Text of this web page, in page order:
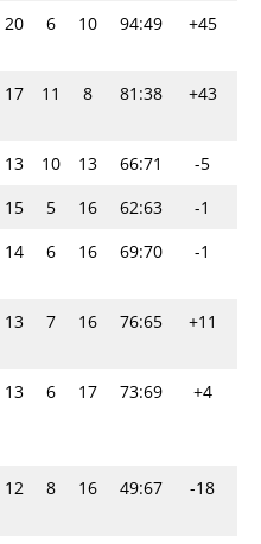
20 6 10 94:49 +45
17 11 8 81:38 +43
13 10 13 66:71 -5
15 5 16 62:63 -1
14 6 16 69:70 -1
13 7 16 76:65 +11
13 6 17 73:69 +4
12 8 16 49:67 -18